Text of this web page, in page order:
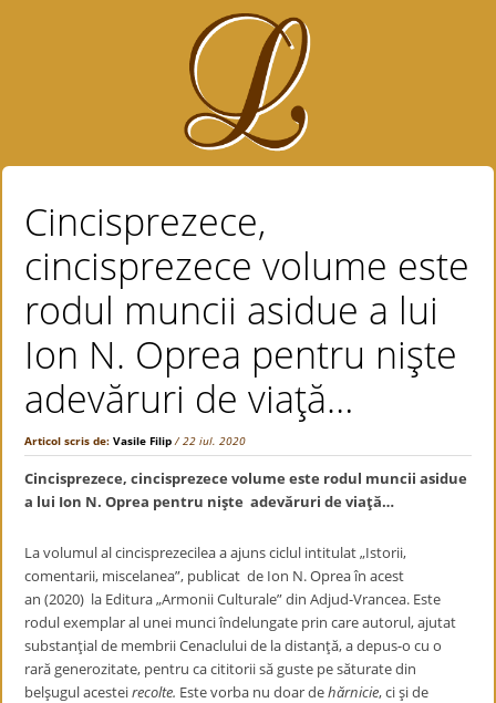
Cincisprezece,
cincisprezece volume este
rodul muncii asidue a lui
Ion N. Oprea pentru nişte
adevăruri de viaţă…
Articol scris de:Vasile Filip / 22 iul. 2020
Cincisprezece, cincisprezece volume este rodul muncii asidue
a lui Ion N. Oprea pentru nişte adevăruri de viaţă…
La volumul al cincisprezecilea a ajuns ciclul intitulat „Istorii,
comentarii, miscelanea”, publicat de Ion N. Oprea în acest
an (2020) la Editura „Armonii Culturale” din Adjud-Vrancea. Este
rodul exemplar al unei munci îndelungate prin care autorul, ajutat
substanţial de membrii Cenaclului de la distanţă, a depus-o cu o
rară generozitate, pentru ca cititorii să guste pe săturate din
belşugul acesteirecolte. Este vorba nu doar dehărnicie, ci şi de